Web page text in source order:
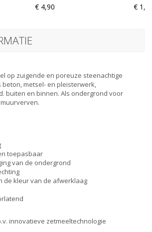
€ 4,90 €
op zuigende en poreuze steenachtige
metsel- en pleisterwerk,
buiten en binnen. Als ondergrond voor
toepasbaar
van de ondergrond
de kleur van de afwerklaag
innovatieve zetmeeltechnologie